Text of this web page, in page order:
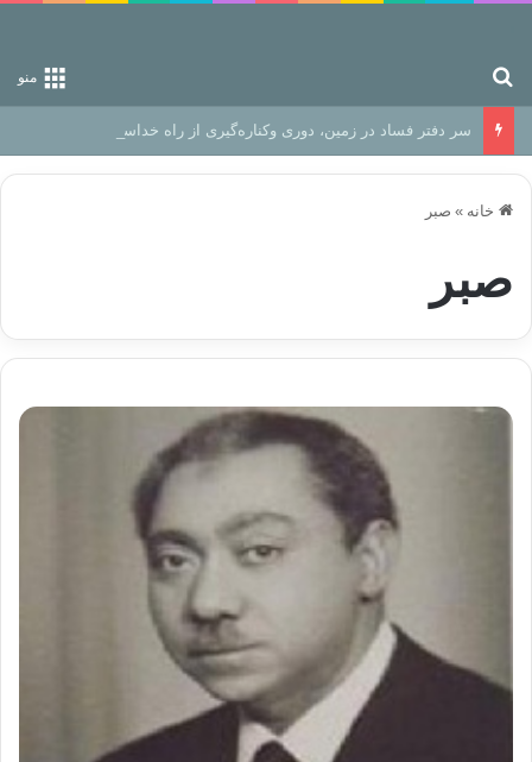
منو
سر دفتر فساد در زمین‌، دوری وکناره‌گیری از راه خداست‌!
خانه » صبر
صبر